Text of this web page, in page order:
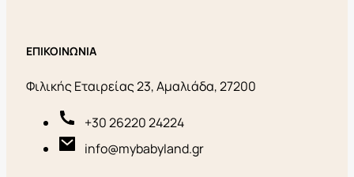
ΕΠΙΚΟΙΝΩΝΙΑ
Φιλικής Εταιρείας 23, Αμαλιάδα, 27200
+30 26220 24224
info@mybabyland.gr